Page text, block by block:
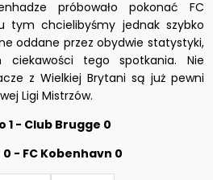
próbowało pokonać FC
tym chcielibyśmy jednak szybko
oddane przez obydwie statystyki,
ciekawości tego spotkania. Nie
z Wielkiej Brytani są już pewni
Ligi Mistrzów.
1 - Club Brugge 0
- FC Kobenhavn 0